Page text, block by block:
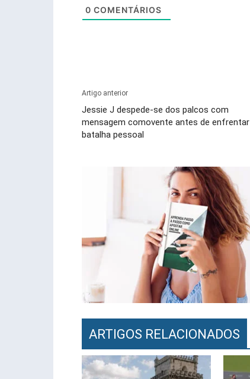
0 COMENTÁRIOS
Artigo anterior
Jessie J despede-se dos palcos com
mensagem comovente antes de enfrentar
batalha pessoal
ARTIGOS RELACIONADOS